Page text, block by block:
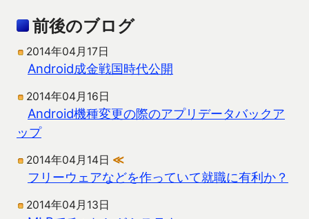
前後のブログ
2014年04月17日
Android成金戦国時代公開
2014年04月16日
Android機種変更の際のアプリデータバックア
ップ
2014年04月14日 ≪
フリーウェアなどを作っていて就職に有利か？
2014年04月13日